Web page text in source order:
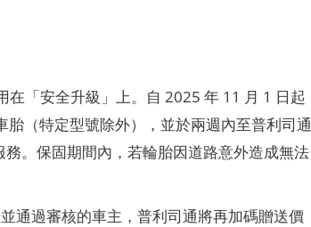
「安全升級」上。自 2025 年 11 月 1 日起
（特定型號除外），並於兩週內至普利司通
。保固期間內，若輪胎因道路意外造成無法
通過審核的車主，普利司通將再加碼贈送價